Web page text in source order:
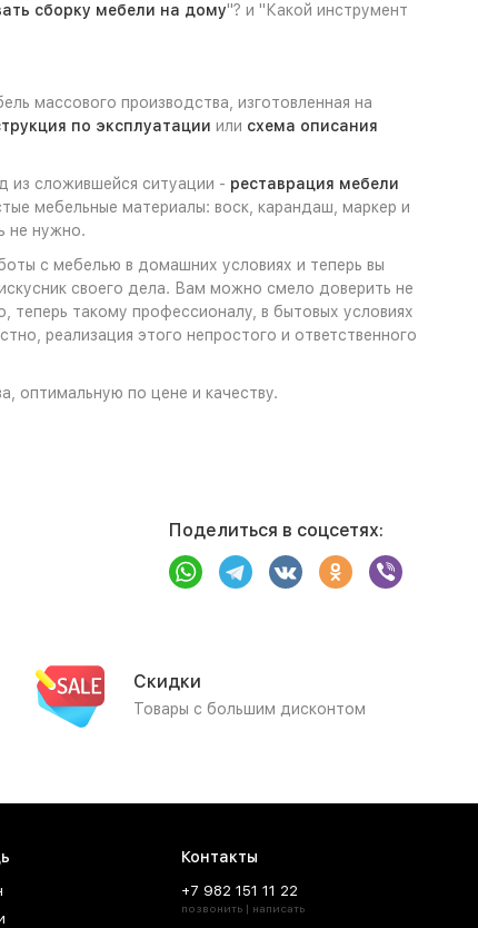
сборку мебели на дому"? и "Какой инструмент
массового производства, изготовленная на
по эксплуатации или схема описания
из сложившейся ситуации - реставрация мебели
мебельные материалы: воск, карандаш, маркер и
не нужно.
с мебелью в домашних условиях и теперь вы
своего дела. Вам можно смело доверить не
теперь такому профессионалу, в бытовых условиях
реализация этого непростого и ответственного
оптимальную по цене и качеству.
Поделиться в соцсетях:
Скидки
Товары с большим дисконтом
Контакты
+7 982 151 11 22
позвонить | написать